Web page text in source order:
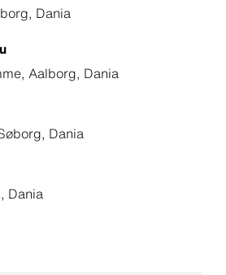
Dania
Aalborg, Dania
Dania
Dania